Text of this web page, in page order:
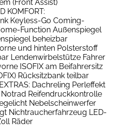
(Front Assist)
KOMFORT:
Keyless-Go Coming-
Function Außenspiegel
beheizbar
und hinten Polsterstoff
Lendenwirbelstütze Fahrer
ISOFIX am Beifahrersitz
Rücksitzbank teilbar
Dachreling Perleffekt
Reifendruckkontrolle
Nebelscheinwerfer
Nichtraucherfahrzeug LED-
Räder